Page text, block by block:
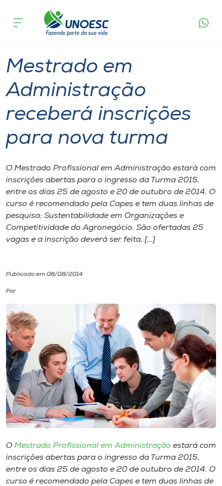
Cursos
Pesquisa
Atendimento ao Estudante
Portal de Ensino
A
Unoesc
Internacionalização
I.nova
Diplomados
Cultura
CPA
Biblioteca
Editora
Rádio
Museu
Unoesc
acontece
Mestrado em
Administração
receberá inscrições
para nova turma
O Mestrado Profissional em Administração estará com
inscrições abertas para o ingresso da Turma 2015,
entre os dias 25 de agosto e 20 de outubro de 2014. O
curso é recomendado pela Capes e tem duas linhas de
pesquisa: Sustentabilidade em Organizações e
Competitividade do Agronegócio. São ofertadas 25
vagas e a inscrição deverá ser feita, […]
Publicado em 08/08/2014
Por
O Mestrado Profissional em Administração estará com
inscrições abertas para o ingresso da Turma 2015,
entre os dias 25 de agosto e 20 de outubro de 2014. O
curso é recomendado pela Capes e tem duas linhas de